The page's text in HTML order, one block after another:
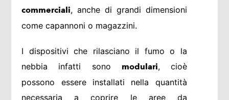
commerciali, anche di grandi dimensioni
come capannoni o magazzini.
I dispositivi che rilasciano il fumo o la
nebbia infatti sono
modulari, cioè
possono essere installati nella quantità
necessaria a coprire le aree da